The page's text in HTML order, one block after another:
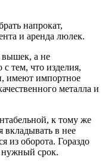
напрокат,
и аренда люлек.
вышек, а не
с тем, что изделия,
имеют импортное
металла и
к тому же
вкладывать в нее
из оборота. Гораздо
нужный срок.